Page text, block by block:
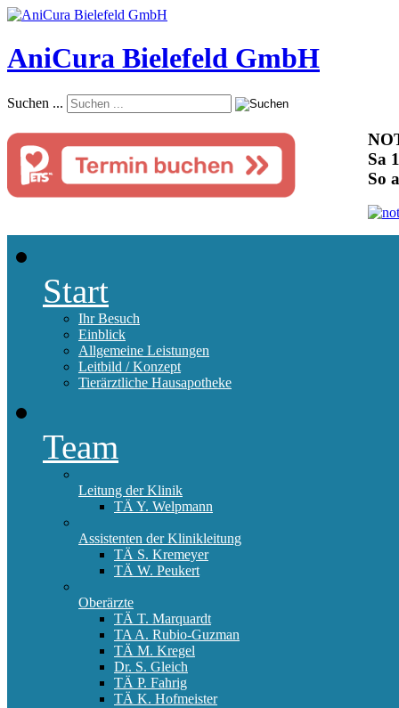
AniCura Bielefeld GmbH
Suchen ...
Sa
So
Start
Ihr Besuch
Einblick
Allgemeine Leistungen
Leitbild / Konzept
Tierärztliche Hausapotheke
Team
Leitung der Klinik
TÄ Y. Welpmann
Assistenten der Klinikleitung
TÄ S. Kremeyer
TÄ W. Peukert
Oberärzte
TÄ T. Marquardt
TA A. Rubio-Guzman
TÄ M. Kregel
Dr. S. Gleich
TÄ P. Fahrig
TÄ K. Hofmeister